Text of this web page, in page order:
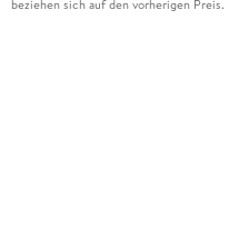
beziehen sich auf den vorherigen Preis.